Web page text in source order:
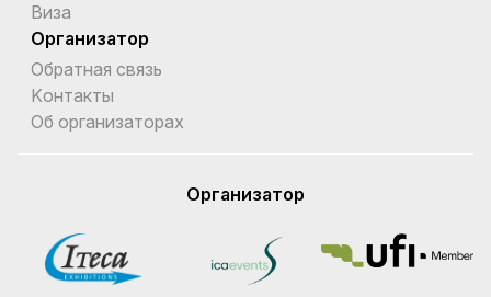
Виза
Организатор
Обратная связь
Kонтакты
Об организаторах
Организатор